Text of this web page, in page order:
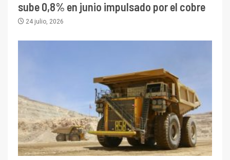
sube 0,8% en junio impulsado por el cobre
24 julio, 2026